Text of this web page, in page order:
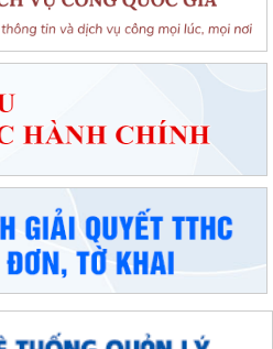
hiện thắng lợi Nghị quyết số 11-
Nghị quyết số 57-NQ/TW, tạo đột
quả phát triển kinh tế - xã hội tháng
đổi số, thúc đẩy thanh toán không
Nghị quyết số 68-NQ/TW về phát